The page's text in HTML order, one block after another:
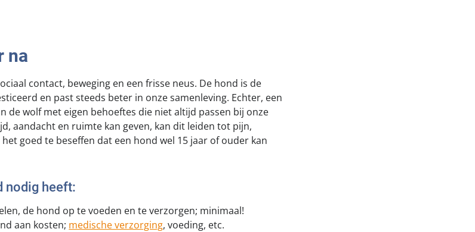
honden
na
contact, beweging en een frisse neus. De hond is de
en past steeds beter in onze samenleving. Echter, een
de wolf met eigen behoeftes die niet altijd passen bij onze
aandacht en ruimte kan geven, kan dit leiden tot pijn,
goed te beseffen dat een hond wel 15 jaar of ouder kan
nodig heeft:
de hond op te voeden en te verzorgen; minimaal!
aan kosten; medische verzorging, voeding, etc.